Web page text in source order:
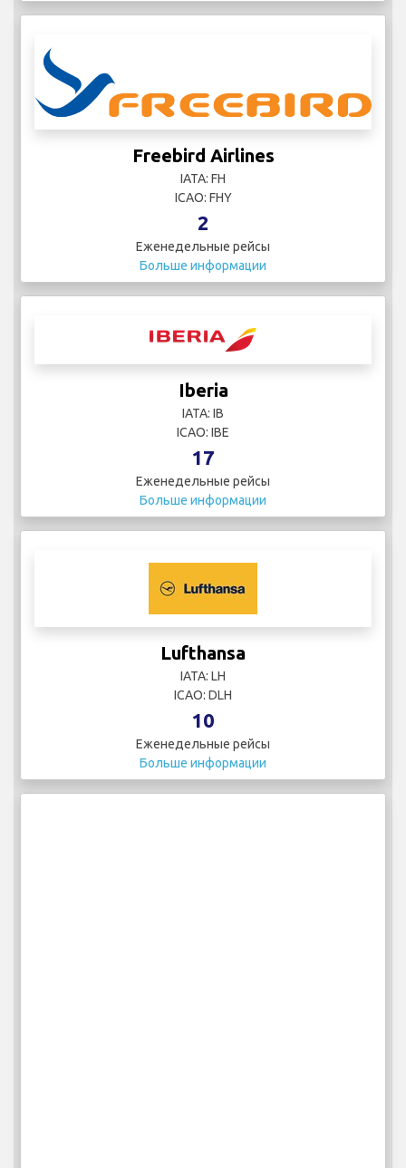
Freebird Airlines
IATA: FH
ICAO: FHY
2
Еженедельные рейсы
Больше информации
Iberia
IATA: IB
ICAO: IBE
17
Еженедельные рейсы
Больше информации
Lufthansa
IATA: LH
ICAO: DLH
10
Еженедельные рейсы
Больше информации